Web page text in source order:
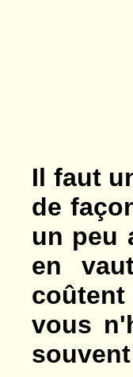
Il faut
de
un peu
en
vous